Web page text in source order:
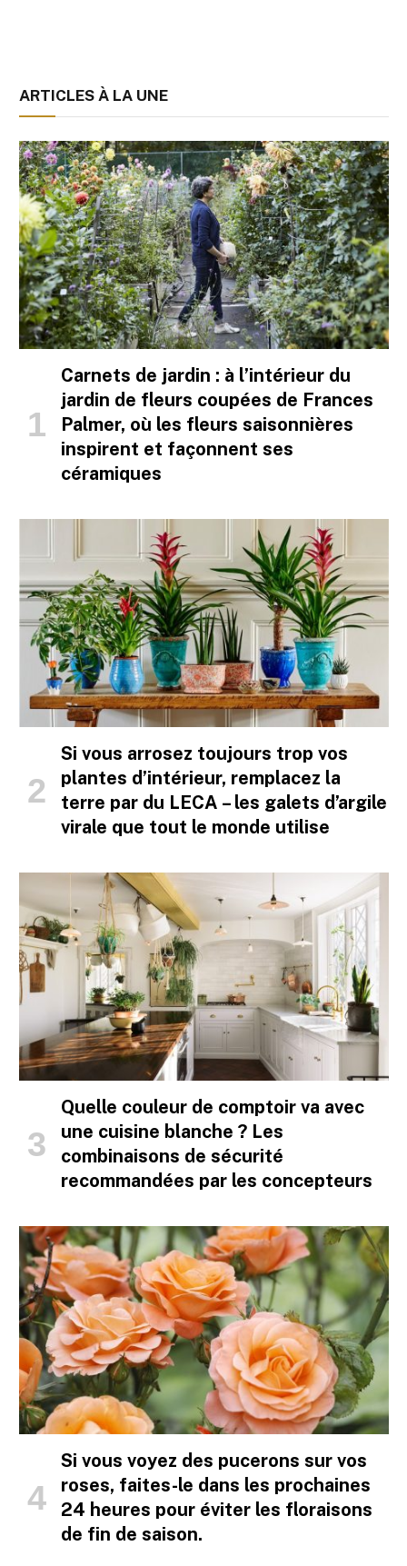
ARTICLES À LA UNE
Carnets de jardin : à l’intérieur du
jardin de fleurs coupées de Frances
Palmer, où les fleurs saisonnières
inspirent et façonnent ses
céramiques
Si vous arrosez toujours trop vos
plantes d’intérieur, remplacez la
terre par du LECA – les galets d’argile
virale que tout le monde utilise
Quelle couleur de comptoir va avec
une cuisine blanche ? Les
combinaisons de sécurité
recommandées par les concepteurs
Si vous voyez des pucerons sur vos
roses, faites-le dans les prochaines
24 heures pour éviter les floraisons
de fin de saison.